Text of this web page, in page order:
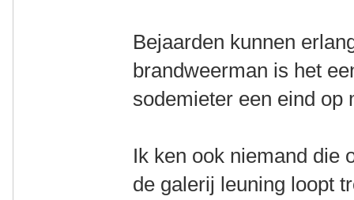
Bejaarden kunnen
brandweerman is het
sodemieter een eind
Ik ken ook niemand die
de galerij leuning loopt